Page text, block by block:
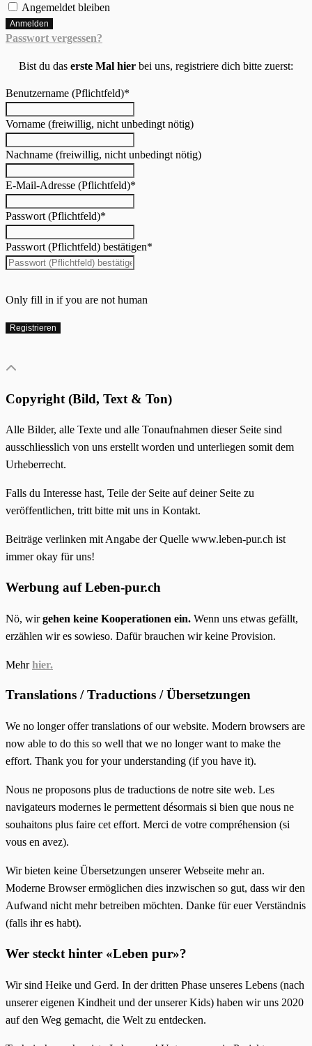
Angemeldet bleiben
Passwort vergessen?
Bist du das erste Mal hier bei uns, registriere dich bitte zuerst:
Benutzername (Pflichtfeld)*
Vorname (freiwillig, nicht unbedingt nötig)
Nachname (freiwillig, nicht unbedingt nötig)
E-Mail-Adresse (Pflichtfeld)*
Passwort (Pflichtfeld)*
Passwort (Pflichtfeld) bestätigen*
Only fill in if you are not human
Copyright (Bild, Text & Ton)
Alle Bilder, alle Texte und alle Tonaufnahmen dieser Seite sind
ausschliesslich von uns erstellt worden und unterliegen somit dem
Urheberrecht.
Falls du Interesse hast, Teile der Seite auf deiner Seite zu
veröffentlichen, tritt bitte mit uns in Kontakt.
Beiträge verlinken mit Angabe der Quelle www.leben-pur.ch ist
immer okay für uns!
Werbung auf Leben-pur.ch
Nö, wirgehen keine Kooperationen ein. Wenn uns etwas gefällt,
erzählen wir es sowieso. Dafür brauchen wir keine Provision.
Mehrhier.
Translations / Traductions / Übersetzungen
We no longer offer translations of our website. Modern browsers are
now able to do this so well that we no longer want to make the
effort. Thank you for your understanding (if you have it).
Nous ne proposons plus de traductions de notre site web. Les
navigateurs modernes le permettent désormais si bien que nous ne
souhaitons plus faire cet effort. Merci de votre compréhension (si
vous en avez).
Wir bieten keine Übersetzungen unserer Webseite mehr an.
Moderne Browser ermöglichen dies inzwischen so gut, dass wir den
Aufwand nicht mehr betreiben möchten. Danke für euer Verständnis
(falls ihr es habt).
Wer steckt hinter «Leben pur»?
Wir sind Heike und Gerd. In der dritten Phase unseres Lebens (nach
unserer eigenen Kindheit und der unserer Kids) haben wir uns 2020
auf den Weg gemacht, die Welt zu entdecken.